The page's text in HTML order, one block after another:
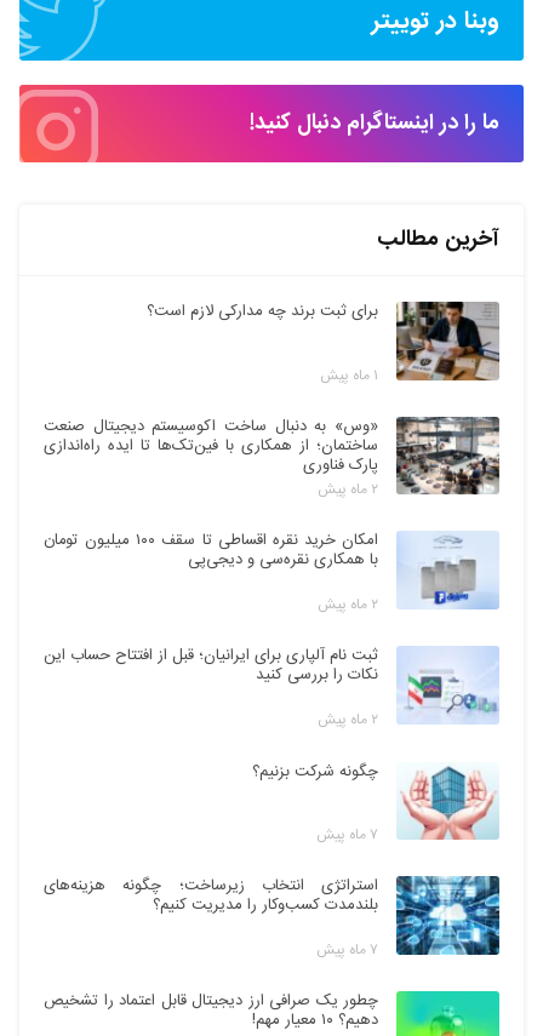
وبنا در توییتر
ما را در اینستاگرام دنبال کنید!
آخرین مطالب
برای ثبت برند چه مدارکی لازم است؟
۱ ماه پیش
«وس» به دنبال ساخت اکوسیستم دیجیتال صنعت
ساختمان؛ از همکاری با فین‌تک‌ها تا ایده راه‌اندازی
پارک فناوری
۲ ماه پیش
امکان خرید نقره اقساطی تا سقف ۱۰۰ میلیون تومان
با همکاری نقره‌سی و دیجی‌پی
۲ ماه پیش
ثبت نام آلپاری برای ایرانیان؛ قبل از افتتاح حساب این
نکات را بررسی کنید
۲ ماه پیش
چگونه شرکت بزنیم؟
۷ ماه پیش
استراتژی انتخاب زیرساخت؛ چگونه هزینه‌های
بلندمدت کسب‌وکار را مدیریت کنیم؟
۷ ماه پیش
چطور یک صرافی ارز دیجیتال قابل اعتماد را تشخیص
دهیم؟ ۱۰ معیار مهم!